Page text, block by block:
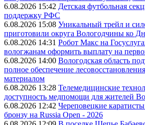
6.08.2026 15:42 Детская футбольная
поддержку РФС
6.08.2026 15:08 Уникальный трейл и
приготовили округа Вологодчины ко
6.08.2026 14:31 Робот Макс на
вологжанам оформить выплату на
6.08.2026 14:00 Вологодская область
полное обеспечение
материалом
6.08.2026 13:28 Телемедицинские
доступность медпомощи для жителей
6.08.2026 12:42 Череповецкие
бронзу на Russia Open - 2026